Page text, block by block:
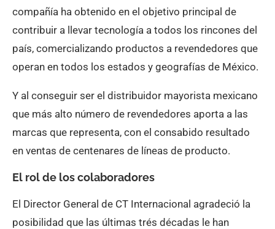
compañía ha obtenido en el objetivo principal de
contribuir a llevar tecnología a todos los rincones del
país, comercializando productos a revendedores que
operan en todos los estados y geografías de México.
Y al conseguir ser el distribuidor mayorista mexicano
que más alto número de revendedores aporta a las
marcas que representa, con el consabido resultado
en ventas de centenares de líneas de producto.
El rol de los colaboradores
El Director General de CT Internacional agradeció la
posibilidad que las últimas trés décadas le han